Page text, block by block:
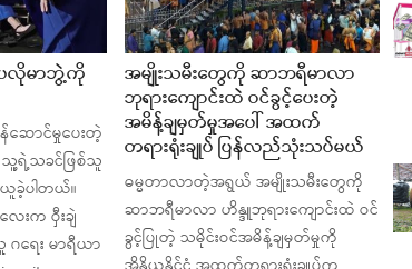
လိုမာဘွဲ့ကို
ဆောင်မှုပေးတဲ့
ရဲ့သခင်ဖြစ်သူ
ပါတယ်။
းက ဝှီးချဲ
ရေး မာရီယာ
အမျိုးသမီးတွေကို ဆာဘရီမာလာ
ဘုရားကျောင်းထဲ ဝင်ခွင့်ပေးတဲ့
အမိန့်ချမှတ်မှုအပေါ် အထက်
တရားရုံးချုပ် ပြန်လည်သုံးသပ်မယ်
ဓမ္မတာလာတဲ့အရွယ် အမျိုးသမီးတွေကို
ဆာဘရီမာလာ ဟိန္ဒူဘုရားကျောင်းထဲ ဝင်
ခွင့်ပြုတဲ့ သမိုင်းဝင်အမိန့်ချမှတ်မှုကို